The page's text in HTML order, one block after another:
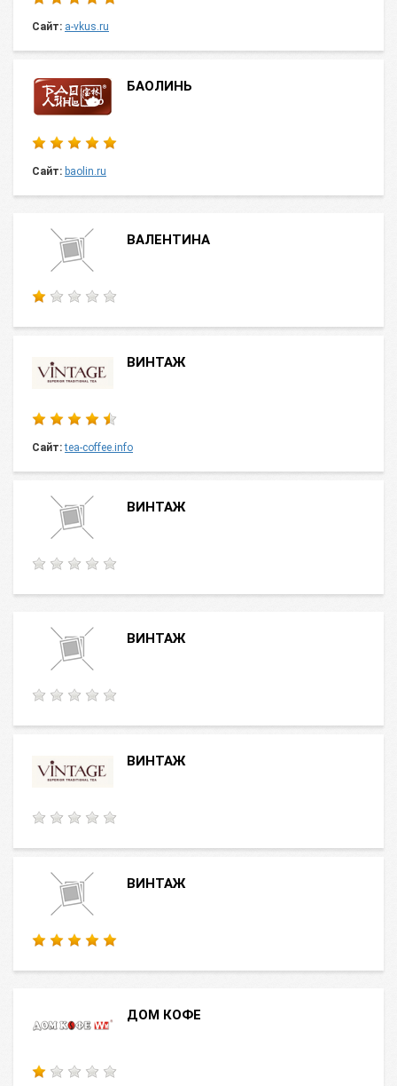
Сайт: a-vkus.ru
БАОЛИНЬ
Сайт: baolin.ru
ВАЛЕНТИНА
ВИНТАЖ
Сайт: tea-coffee.info
ВИНТАЖ
ВИНТАЖ
ВИНТАЖ
ВИНТАЖ
ДОМ КОФЕ